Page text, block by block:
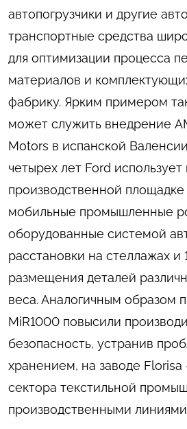
автопогрузчики и другие
транспортные средства
для оптимизации процесса
материалов и
фабрику. Ярким примером
может служить внедрение
Motors в испанской
четырех лет Ford
производственной площадке
мобильные промышленные
оборудованные системой
расстановки на стеллажах и
размещения деталей
веса. Аналогичным образом
MiR1000 повысили
безопасность, устранив
хранением, на заводе
сектора текстильной
производственными